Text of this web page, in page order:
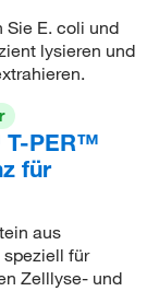
Sie E. coli und
lysieren und
T-PER™
für
aus
für
Zelllyse- und